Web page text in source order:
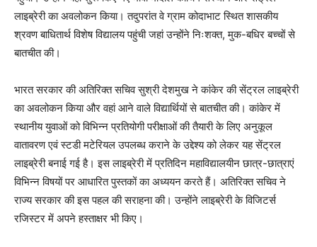
लाइब्रेरी का अवलोकन किया। तदुपरांत वे ग्राम कोदाभाट स्थित शासकीय
श्रवण बाधितार्थ विशेष विद्यालय पहुंची जहां उन्होंने निःशक्त, मुक-बधिर बच्चों से
बातचीत की।
भारत सरकार की अतिरिक्त सचिव सुश्री देशमुख ने कांकेर की सेंट्रल लाइब्रेरी
का अवलोकन किया और वहां आने वाले विद्यार्थियों से बातचीत की। कांकेर में
स्थानीय युवाओं को विभिन्न प्रतियोगी परीक्षाओं की तैयारी के लिए अनुकूल
वातावरण एवं स्टडी मटेरियल उपलब्ध कराने के उद्देश्य को लेकर यह सेंट्रल
लाइब्रेरी बनाई गई है। इस लाइब्रेरी में प्रतिदिन महाविद्यालयीन छात्र-छात्राएं
विभिन्न विषयों पर आधारित पुस्तकों का अध्ययन करते हैं। अतिरिक्त सचिव ने
राज्य सरकार की इस पहल की सराहना की। उन्होंने लाइब्रेरी के विजिटर्स
रजिस्टर में अपने हस्ताक्षर भी किए।